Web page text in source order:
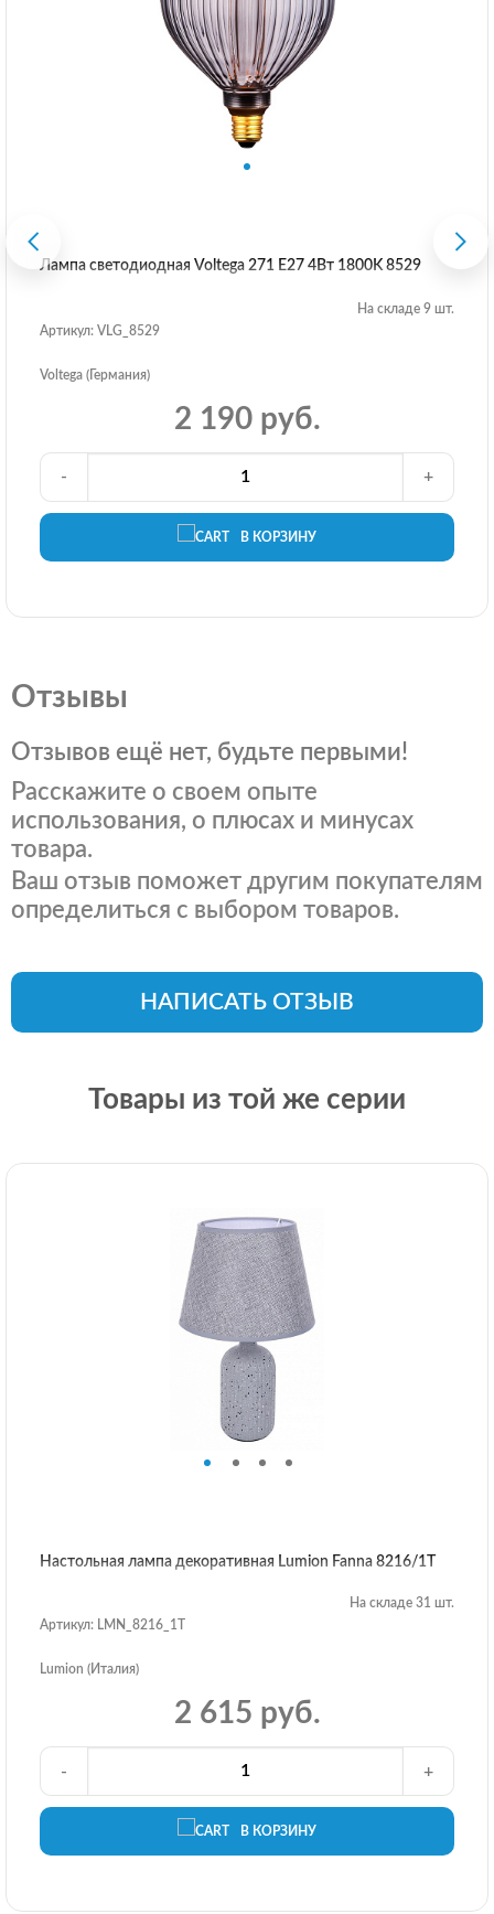
Лампа светодиодная Voltega 271 E27 4Вт 1800K 8529
На складе 9 шт.
Артикул: VLG_8529
Voltega (Германия)
2 190 руб.
В КОРЗИНУ
- +
Отзывы
Отзывов ещё нет, будьте первыми!
Расскажите о своем опыте
использования, о плюсах и минусах
товара.
Ваш отзыв поможет другим покупателям
определиться с выбором товаров.
НАПИСАТЬ ОТЗЫВ
Товары из той же серии
Настольная лампа декоративная Lumion Fanna 8216/1T
На складе 31 шт.
Артикул: LMN_8216_1T
Lumion (Италия)
2 615 руб.
В КОРЗИНУ
- +